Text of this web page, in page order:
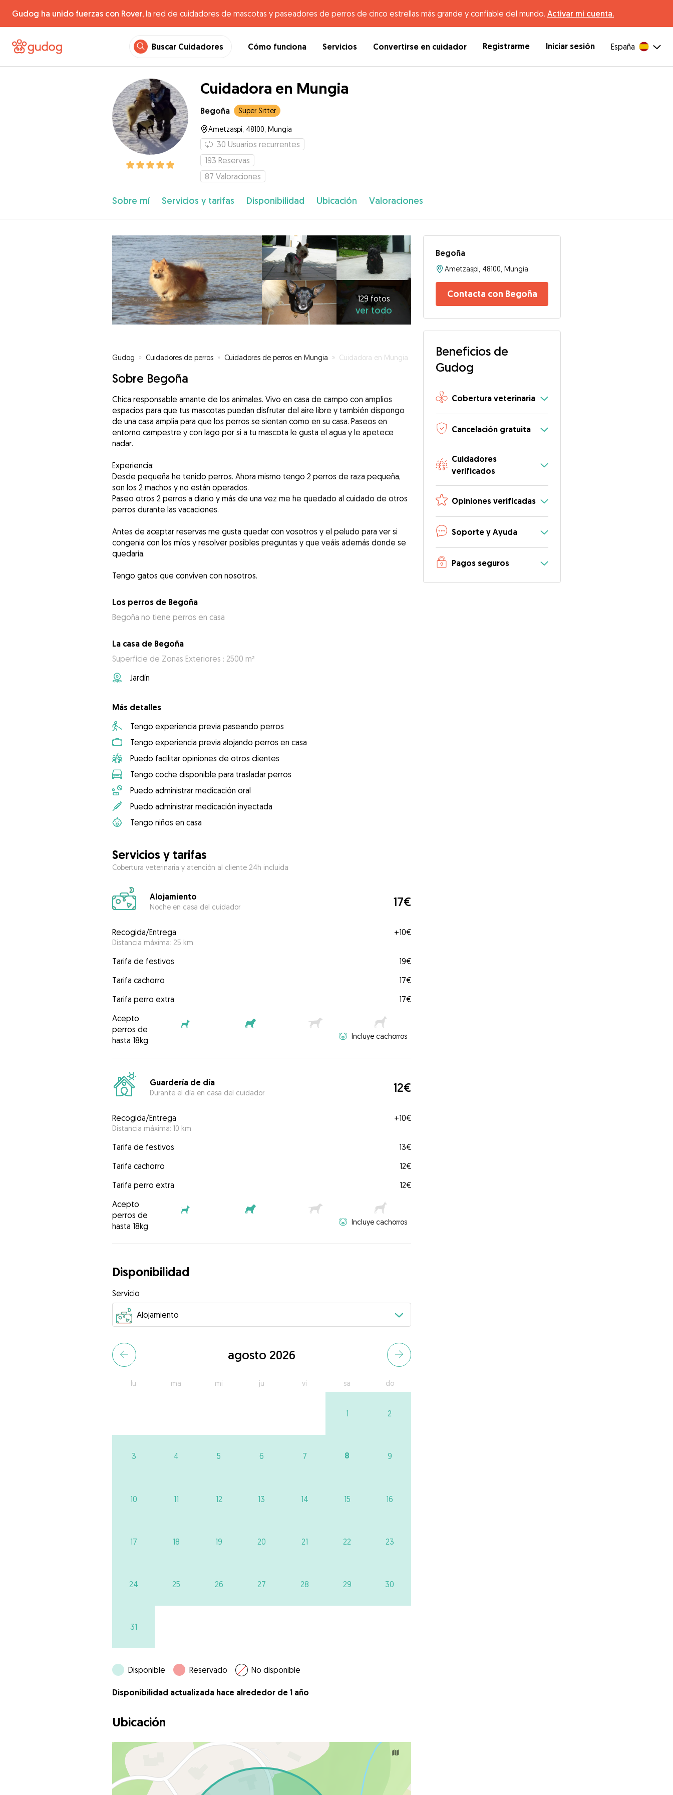
Gudog ha unido fuerzas con Rover, la red de cuidadores de mascotas y paseadores de perros de cinco estrellas más grande y confiable del mundo. Activar mi cuenta.
Buscar Cuidadores Cómo funciona Servicios Convertirse en cuidador Registrarme Iniciar sesión España
Cuidadora en Mungia
Begoña Super Sitter
Ametzaspi, 48100, Mungia
30 Usuarios recurrentes
193 Reservas
87 Valoraciones
Sobre mí Servicios y tarifas Disponibilidad Ubicación Valoraciones
129 fotos
ver todo
Gudog » Cuidadores de perros » Cuidadores de perros en Mungia » Cuidadora en Mungia
Sobre Begoña
Chica responsable amante de los animales. Vivo en casa de campo con amplios
espacios para que tus mascotas puedan disfrutar del aire libre y también dispongo
de una casa amplia para que los perros se sientan como en su casa. Paseos en
entorno campestre y con lago por si a tu mascota le gusta el agua y le apetece
nadar.
Experiencia:
Desde pequeña he tenido perros. Ahora mismo tengo 2 perros de raza pequeña,
son los 2 machos y no están operados.
Paseo otros 2 perros a diario y más de una vez me he quedado al cuidado de otros
perros durante las vacaciones.
Antes de aceptar reservas me gusta quedar con vosotros y el peludo para ver si
congenia con los míos y resolver posibles preguntas y que veáis además donde se
quedaría.
Tengo gatos que conviven con nosotros.
Los perros de Begoña
Begoña no tiene perros en casa
La casa de Begoña
Superficie de Zonas Exteriores : 2500 m²
Jardín
Más detalles
Tengo experiencia previa paseando perros
Tengo experiencia previa alojando perros en casa
Puedo facilitar opiniones de otros clientes
Tengo coche disponible para trasladar perros
Puedo administrar medicación oral
Puedo administrar medicación inyectada
Tengo niños en casa
Servicios y tarifas
Cobertura veterinaria y atención al cliente 24h incluida
Alojamiento
Noche en casa del cuidador 17€
Recogida/Entrega
Distancia máxima: 25 km
+10€
Tarifa de festivos
19€
Tarifa cachorro
17€
Tarifa perro extra
17€
Acepto
perros de
hasta 18kg
Incluye cachorros
Guardería de día
Durante el día en casa del cuidador 12€
Recogida/Entrega
Distancia máxima: 10 km
+10€
Tarifa de festivos
13€
Tarifa cachorro
12€
Tarifa perro extra
12€
Acepto
perros de
hasta 18kg
Incluye cachorros
Disponibilidad
Servicio
agosto 2026
lu ma mi ju vi sa do
1 2
3 4 5 6 7 8 9
10 11 12 13 14 15 16
17 18 19 20 21 22 23
24 25 26 27 28 29 30
31
Disponible Reservado No disponible
Disponibilidad actualizada hace alrededor de 1 año
Ubicación
Begoña
Ametzaspi, 48100, Mungia
Contacta con Begoña
Beneficios de
Gudog
Cobertura veterinaria
Cancelación gratuita
Cuidadores
verificados
Opiniones verificadas
Soporte y Ayuda
Pagos seguros